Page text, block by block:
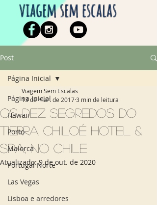
viagem sem escalas
Post
Página Inicial
Hawaii
Porto
Maiorca
Portugal Norte
Las Vegas
Lisboa e arredores
Página Inicial
Os dez segredos do
Tierra Chiloé Hotel &
Spa, no Chile
Viagem Sem Escalas
13 de mar. de 20173 min de leitura
Atualizado:9 de out. de 2020